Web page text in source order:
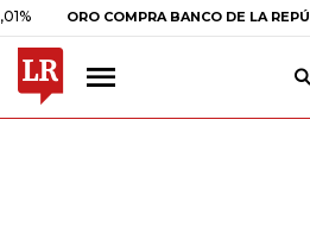
ORO COMPRA BANCO DE LA REPÚBLICA